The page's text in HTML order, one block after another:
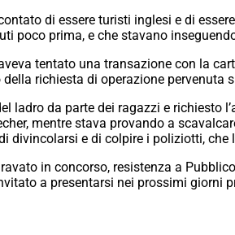
di essere turisti inglesi e di
poco prima, e che stavano
tentato una transazione con la
richiesta di operazione pervenuta
ladro da parte dei ragazzi e richiesto
mentre stava provando a
divincolarsi e di colpire i poliziotti,
in concorso, resistenza a
a presentarsi nei prossimi giorni